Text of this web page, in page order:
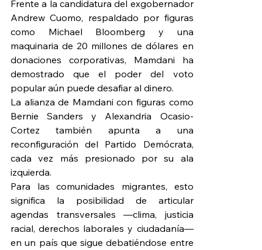
Frente a la candidatura del exgobernador
Andrew Cuomo, respaldado por figuras
como Michael Bloomberg y una
maquinaria de 20 millones de dólares en
donaciones corporativas, Mamdani ha
demostrado que el poder del voto
popular aún puede desafiar al dinero.
La alianza de Mamdani con figuras como
Bernie Sanders y Alexandria Ocasio-
Cortez también apunta a una
reconfiguración del Partido Demócrata,
cada vez más presionado por su ala
izquierda.
Para las comunidades migrantes, esto
significa la posibilidad de articular
agendas transversales —clima, justicia
racial, derechos laborales y ciudadanía—
en un país que sigue debatiéndose entre